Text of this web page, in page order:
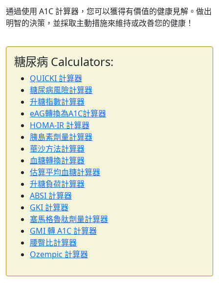
通過使用 A1C 計算器，您可以獲得有價值的健康見解。做出
明智的決策，並採取主動措施來維持或改善您的健康！
糖尿病 Calculators:
QUICKI 計算器
糖尿病風險計算器
升糖指數計算器
eAG轉換為A1C計算器
HOMA-IR 計算器
胰島素劑量計算器
華沙方法計算器
血糖轉換計算器
估算平均血糖計算器
升糖負荷計算器
ABSI 計算器
GKI 計算器
塞馬格魯肽劑量計算器
GMI 轉 A1C 計算器
腰臀比計算器
Ozempic 計算器